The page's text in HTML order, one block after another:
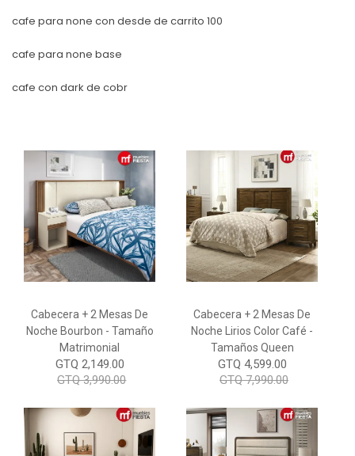
cafe para none con desde de carrito 100
cafe para none base
cafe con dark de cobr
Cabecera + 2 Mesas De
Noche Bourbon - Tamaño
Matrimonial
GTQ 2,149.00
GTQ 3,990.00
Cabecera + 2 Mesas De
Noche Lirios Color Café -
Tamaños Queen
GTQ 4,599.00
GTQ 7,990.00